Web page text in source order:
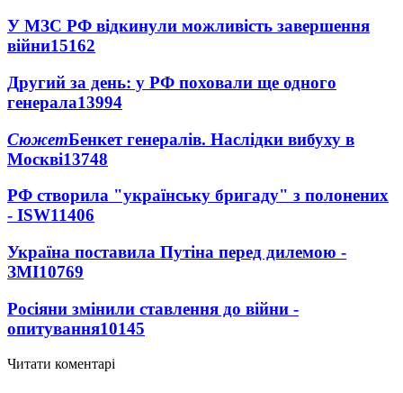
У МЗС РФ відкинули можливість завершення
війни15162
Другий за день: у РФ поховали ще одного
генерала13994
СюжетБенкет генералів. Наслідки вибуху в
Москві13748
РФ створила "українську бригаду" з полонених
- ISW11406
Україна поставила Путіна перед дилемою -
ЗМІ10769
Росіяни змінили ставлення до війни -
опитування10145
Читати коментарі